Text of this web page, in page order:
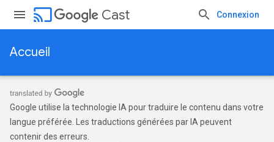
cast Cast Connexion
Accueil
Google utilise la technologie IA pour traduire le contenu dans votre
langue préférée. Les traductions générées par IA peuvent
contenir des erreurs.